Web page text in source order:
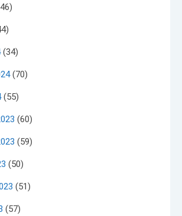
(34)
(70)
(55)
(60)
(59)
(50)
(51)
(57)